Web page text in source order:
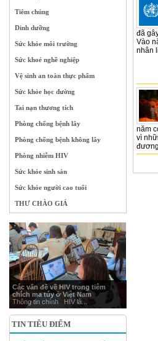
Tiêm chủng
Dinh dưỡng
Sức khỏe môi trường
Sức khoẻ nghề nghiệp
Vệ sinh an toàn thực phẩm
Sức khỏe học đường
Tai nạn thương tích
Phòng chống bệnh lây
Phòng chống bệnh không lây
Phòng nhiễm HIV
Sức khỏe sinh sản
Sức khỏe người cao tuổi
THƯ CHÀO GIÁ
Các vấn đề về HIV trong tiêm
chích ma túy ở Việt Nam
Thông tin chính HIV là...
TIN TIÊU ĐIỂM
đã
Vào
nhân
năm
vì